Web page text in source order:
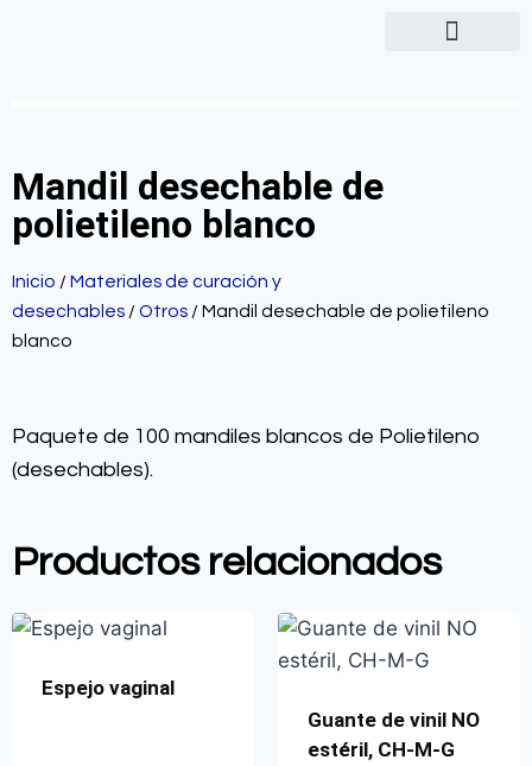
Mandil desechable de
polietileno blanco
Inicio / Materiales de curación y
desechables / Otros / Mandil desechable de polietileno
blanco
Paquete de 100 mandiles blancos de Polietileno
(desechables).
Productos relacionados
Espejo vaginal
Guante de vinil NO
estéril, CH-M-G